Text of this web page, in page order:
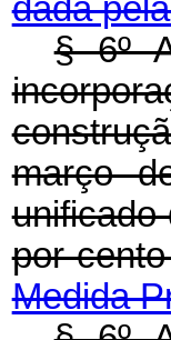
dada
§ 6º
março
por
Medida